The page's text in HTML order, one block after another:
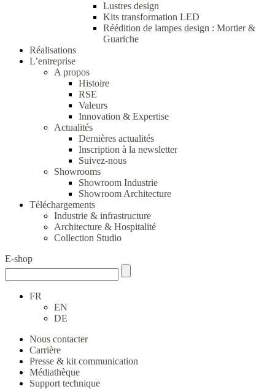
Lustres design
Kits transformation LED
Réédition de lampes design : Mortier &
Guariche
Réalisations
L’entreprise
A propos
Histoire
RSE
Valeurs
Innovation & Expertise
Actualités
Dernières actualités
Inscription à la newsletter
Suivez-nous
Showrooms
Showroom Industrie
Showroom Architecture
Téléchargements
Industrie & infrastructure
Architecture & Hospitalité
Collection Studio
E-shop
FR
EN
DE
Nous contacter
Carrière
Presse & kit communication
Médiathèque
Support technique